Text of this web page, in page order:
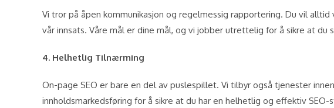
Vi tror på åpen kommunikasjon og regelmessig rapportering. Du vil
vår innsats. Våre mål er dine mål, og vi jobber utrettelig for å sikre at du
4. Helhetlig Tilnærming
On-page SEO er bare en del av puslespillet. Vi tilbyr også tjenester
innholdsmarkedsføring for å sikre at du har en helhetlig og effektiv SEO-